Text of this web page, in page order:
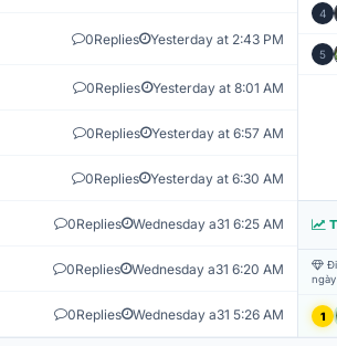
0Replies Yesterday at 2:43 PM
0Replies Yesterday at 8:01 AM
0Replies Yesterday at 6:57 AM
0Replies Yesterday at 6:30 AM
0Replies Wednesday a31 6:25 AM
0Replies Wednesday a31 6:20 AM
0Replies Wednesday a31 5:26 AM
4
5
1